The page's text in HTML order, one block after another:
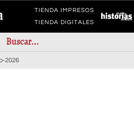
TIENDA IMPRESOS
TIENDA DIGITALES
2026